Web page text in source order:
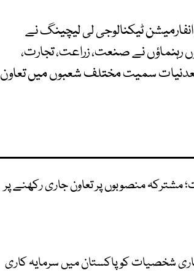
ٹیکنالوجی لی لیچینگ نے
نے صنعت، زراعت، تجارت،
معدنیات سمیت مختلف شعبوں میں تعاون
منصوبوں پر تعاون جاری رکھنے پر
شخصیات کو پاکستان میں سرمایہ کاری